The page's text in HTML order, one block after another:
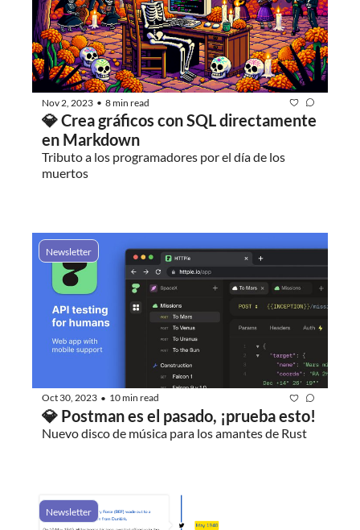
Nov 2, 2023 • 8 min read
💎 Crea gráficos con SQL directamente
en Markdown
Tributo a los programadores por el día de los
muertos
Newsletter
Oct 30, 2023 • 10 min read
💎 Postman es el pasado, ¡prueba esto!
Nuevo disco de música para los amantes de Rust
Newsletter